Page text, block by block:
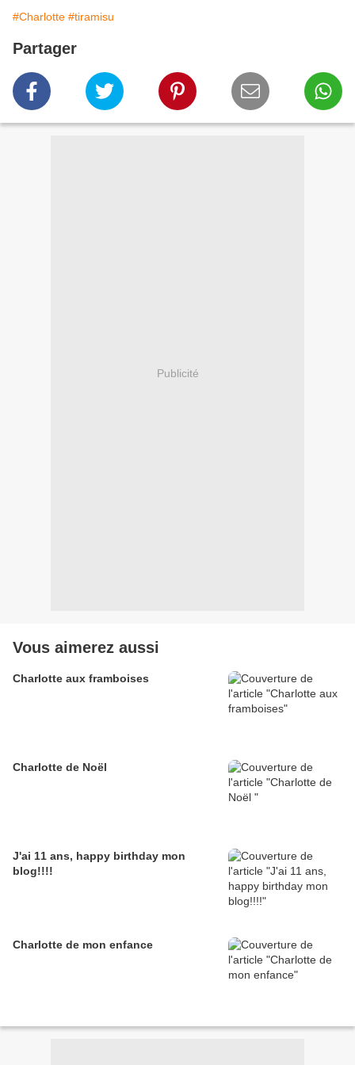
#Charlotte #tiramisu
Partager
Publicité
Vous aimerez aussi
Charlotte aux framboises
Charlotte de Noël
J'ai 11 ans, happy birthday mon
blog!!!!
Charlotte de mon enfance